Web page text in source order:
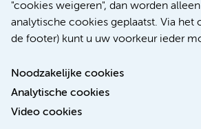
"cookies weigeren", dan worden
analytische cookies geplaatst. Via het
de footer) kunt u uw voorkeur ieder
Noodzakelijke cookies
Analytische cookies
Video cookies
Verwijzen & diagnostiek
Toegankelijkheidsverklaring
Responsible disclosure